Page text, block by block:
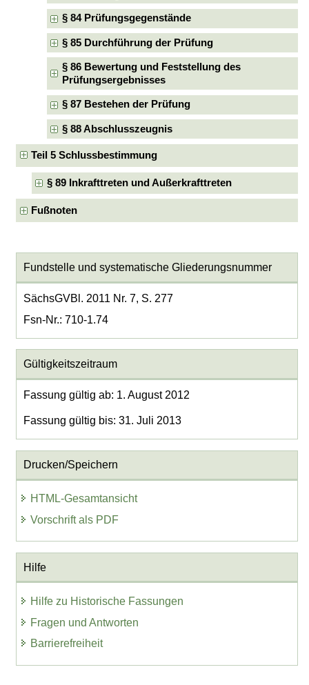
§ 84 Prüfungsgegenstände
§ 85 Durchführung der Prüfung
§ 86 Bewertung und Feststellung des
Prüfungsergebnisses
§ 87 Bestehen der Prüfung
§ 88 Abschlusszeugnis
Teil 5 Schlussbestimmung
§ 89 Inkrafttreten und Außerkrafttreten
Fußnoten
Fundstelle und systematische Gliederungsnummer
SächsGVBl. 2011 Nr. 7, S. 277
Fsn-Nr.: 710-1.74
Gültigkeitszeitraum
Fassung gültig ab: 1. August 2012
Fassung gültig bis: 31. Juli 2013
Drucken/Speichern
HTML-Gesamtansicht
Vorschrift als PDF
Hilfe
Hilfe zu Historische Fassungen
Fragen und Antworten
Barrierefreiheit